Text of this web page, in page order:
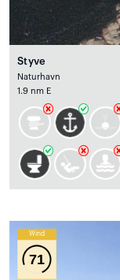
Styve
Naturhavn
1.9 nm E
Wind
71